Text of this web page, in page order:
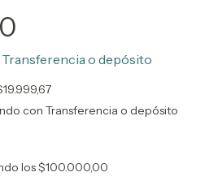
Transferencia o depósito
con Transferencia o depósito
los$100.000,00